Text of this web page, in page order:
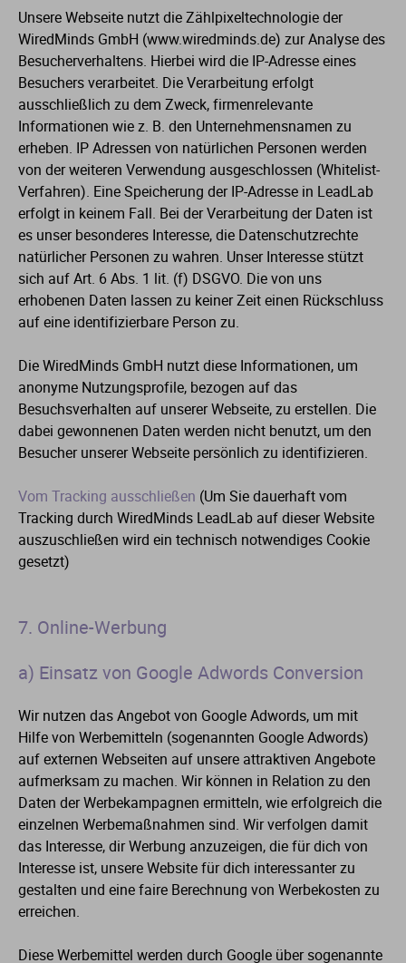
Unsere Webseite nutzt die Zählpixeltechnologie der
WiredMinds GmbH (www.wiredminds.de) zur Analyse des
Besucherverhaltens. Hierbei wird die IP-Adresse eines
Besuchers verarbeitet. Die Verarbeitung erfolgt
ausschließlich zu dem Zweck, firmenrelevante
Informationen wie z. B. den Unternehmensnamen zu
erheben. IP Adressen von natürlichen Personen werden
von der weiteren Verwendung ausgeschlossen (Whitelist-
Verfahren). Eine Speicherung der IP-Adresse in LeadLab
erfolgt in keinem Fall. Bei der Verarbeitung der Daten ist
es unser besonderes Interesse, die Datenschutzrechte
natürlicher Personen zu wahren. Unser Interesse stützt
sich auf Art. 6 Abs. 1 lit. (f) DSGVO. Die von uns
erhobenen Daten lassen zu keiner Zeit einen Rückschluss
auf eine identifizierbare Person zu.
Die WiredMinds GmbH nutzt diese Informationen, um
anonyme Nutzungsprofile, bezogen auf das
Besuchsverhalten auf unserer Webseite, zu erstellen. Die
dabei gewonnenen Daten werden nicht benutzt, um den
Besucher unserer Webseite persönlich zu identifizieren.
Vom Tracking ausschließen (Um Sie dauerhaft vom
Tracking durch WiredMinds LeadLab auf dieser Website
auszuschließen wird ein technisch notwendiges Cookie
gesetzt)
7. Online-Werbung
a) Einsatz von Google Adwords Conversion
Wir nutzen das Angebot von Google Adwords, um mit
Hilfe von Werbemitteln (sogenannten Google Adwords)
auf externen Webseiten auf unsere attraktiven Angebote
aufmerksam zu machen. Wir können in Relation zu den
Daten der Werbekampagnen ermitteln, wie erfolgreich die
einzelnen Werbemaßnahmen sind. Wir verfolgen damit
das Interesse, dir Werbung anzuzeigen, die für dich von
Interesse ist, unsere Website für dich interessanter zu
gestalten und eine faire Berechnung von Werbekosten zu
erreichen.
Diese Werbemittel werden durch Google über sogenannte